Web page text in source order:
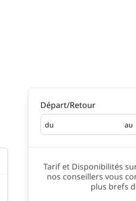
Départ/Retour
du
Départ au
Tarif et Disponibilités
nos conseillers vous
plus brefs